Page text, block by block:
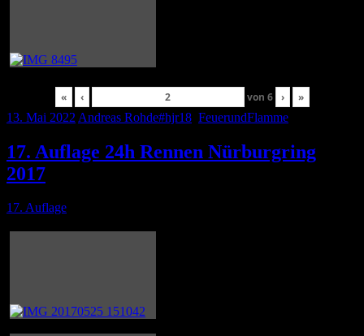
« ‹ von 6 ›
»
13. Mai 2022 Andreas Rohde#hjr18 FeuerundFlamme
17. Auflage 24h Rennen Nürburgring
2017
17. Auflage